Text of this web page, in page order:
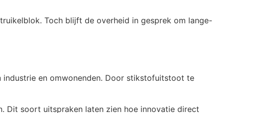
Toch blijft de overheid in gesprek om lange-
industrie en omwonenden. Door stikstofuitstoot te
Dit soort uitspraken laten zien hoe innovatie direct